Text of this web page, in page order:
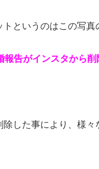
というのはこの写真
報告がインスタから削
した事により、様々